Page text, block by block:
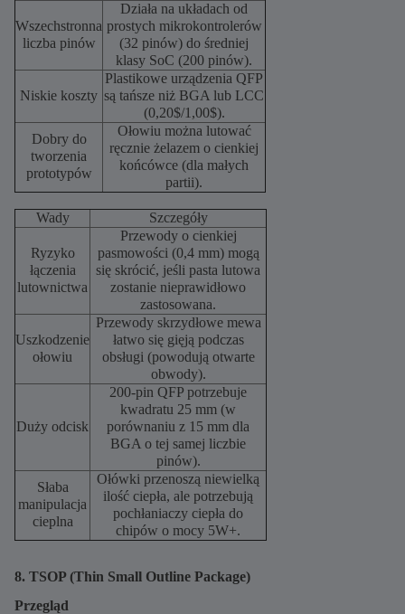
Wszechstronna
liczba pinów
Działa na układach od
prostych mikrokontrolerów
(32 pinów) do średniej
klasy SoC (200 pinów).
Niskie koszty
Plastikowe urządzenia QFP
są tańsze niż BGA lub LCC
(0,20$/1,00$).
Dobry do
tworzenia
prototypów
Ołowiu można lutować
ręcznie żelazem o cienkiej
końcówce (dla małych
partii).
Wady Szczegóły
Ryzyko
łączenia
lutownictwa
Przewody o cienkiej
pasmowości (0,4 mm) mogą
się skrócić, jeśli pasta lutowa
zostanie nieprawidłowo
zastosowana.
Uszkodzenie
ołowiu
Przewody skrzydłowe mewa
łatwo się gięją podczas
obsługi (powodują otwarte
obwody).
Duży odcisk
200-pin QFP potrzebuje
kwadratu 25 mm (w
porównaniu z 15 mm dla
BGA o tej samej liczbie
pinów).
Słaba
manipulacja
cieplna
Ołówki przenoszą niewielką
ilość ciepła, ale potrzebują
pochłaniaczy ciepła do
chipów o mocy 5W+.
8. TSOP (Thin Small Outline Package)
Przegląd